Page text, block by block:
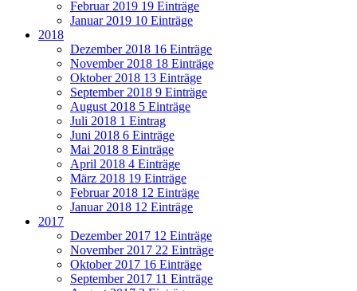
Februar 2019 19 Einträge
Januar 2019 10 Einträge
2018
Dezember 2018 16 Einträge
November 2018 18 Einträge
Oktober 2018 13 Einträge
September 2018 9 Einträge
August 2018 5 Einträge
Juli 2018 1 Eintrag
Juni 2018 6 Einträge
Mai 2018 8 Einträge
April 2018 4 Einträge
März 2018 19 Einträge
Februar 2018 12 Einträge
Januar 2018 12 Einträge
2017
Dezember 2017 12 Einträge
November 2017 22 Einträge
Oktober 2017 16 Einträge
September 2017 11 Einträge